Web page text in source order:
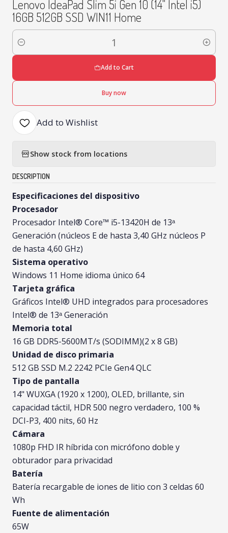
Lenovo IdeaPad Slim 5i Gen 10 (14" Intel i5)
16GB 512GB SSD WIN11 Home
Quantity
Add to Cart
Buy now
Add to Wishlist
Show stock from locations
DESCRIPTION
Especificaciones del dispositivo
Procesador
Procesador Intel® Core™ i5-13420H de 13ᵃ
Generación (núcleos E de hasta 3,40 GHz núcleos P
de hasta 4,60 GHz)
Sistema operativo
Windows 11 Home idioma único 64
Tarjeta gráfica
Gráficos Intel® UHD integrados para procesadores
Intel® de 13ᵃ Generación
Memoria total
16 GB DDR5-5600MT/s (SODIMM)(2 x 8 GB)
Unidad de disco primaria
512 GB SSD M.2 2242 PCIe Gen4 QLC
Tipo de pantalla
14" WUXGA (1920 x 1200), OLED, brillante, sin
capacidad táctil, HDR 500 negro verdadero, 100 %
DCI-P3, 400 nits, 60 Hz
Cámara
1080p FHD IR híbrida con micrófono doble y
obturador para privacidad
Batería
Batería recargable de iones de litio con 3 celdas 60
Wh
Fuente de alimentación
65W